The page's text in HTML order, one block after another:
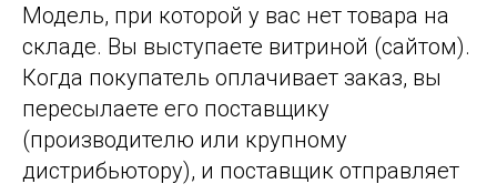
Модель, при которой у вас нет товара на
складе. Вы выступаете витриной (сайтом).
Когда покупатель оплачивает заказ, вы
пересылаете его поставщику
(производителю или крупному
дистрибьютору), и поставщик отправляет